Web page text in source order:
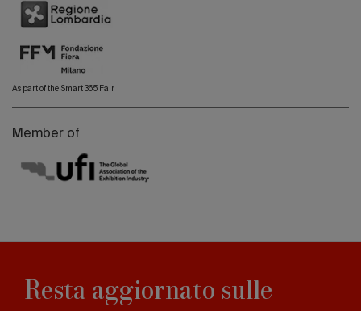
As part of the Smart 365 Fair
Member of
Resta aggiornato sulle